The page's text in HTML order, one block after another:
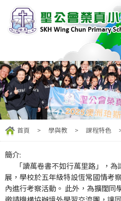
首頁 > 學與教 > 課程特色
簡介:
「讀萬卷書不如行萬里路」，為
展，學校於五年級特設恆常國情
內進行考察活動。 此外，為擴闊同